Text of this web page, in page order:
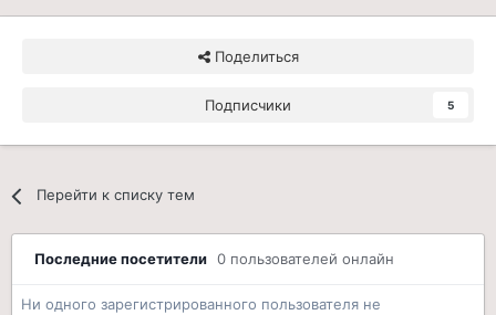
Поделиться
Подписчики 5
Перейти к списку тем
Последние посетители 0 пользователей онлайн
Ни одного зарегистрированного пользователя не